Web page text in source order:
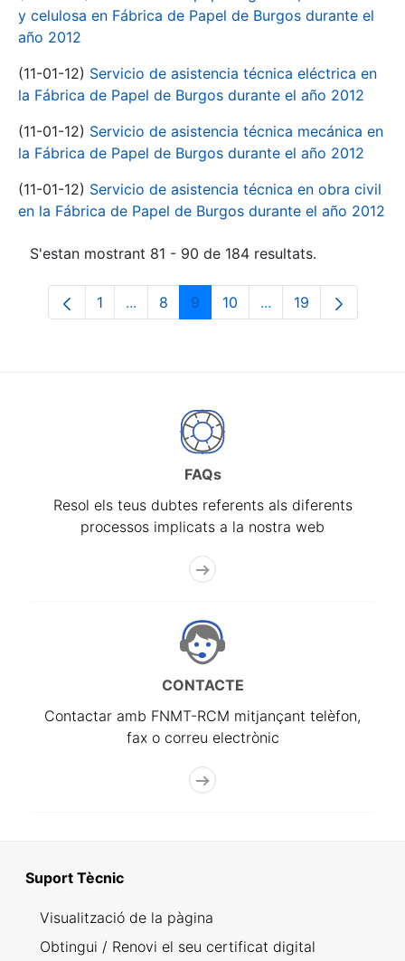
y celulosa en Fábrica de Papel de Burgos durante el
año 2012
(11-01-12) Servicio de asistencia técnica eléctrica en
la Fábrica de Papel de Burgos durante el año 2012
(11-01-12) Servicio de asistencia técnica mecánica en
la Fábrica de Papel de Burgos durante el año 2012
(11-01-12) Servicio de asistencia técnica en obra civil
en la Fábrica de Papel de Burgos durante el año 2012
S'estan mostrant 81 - 90 de 184 resultats.
Pàgina
1 ...Pàgines intermèdies Utilitzeu TAB per
Pàgina
8 Pàgina
9 Pàgina
10 ...PàginesPàgina
19
FAQs
Resol els teus dubtes referents als diferents
processos implicats a la nostra web
CONTACTE
Contactar amb FNMT-RCM mitjançant telèfon,
fax o correu electrònic
Suport Tècnic
Visualització de la pàgina
Obtingui / Renovi el seu certificat digital